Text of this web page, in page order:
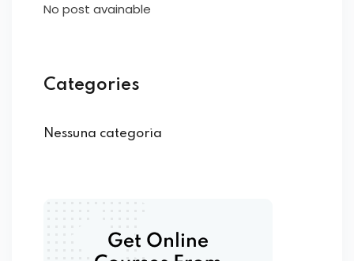
No post avainable
Categories
Nessuna categoria